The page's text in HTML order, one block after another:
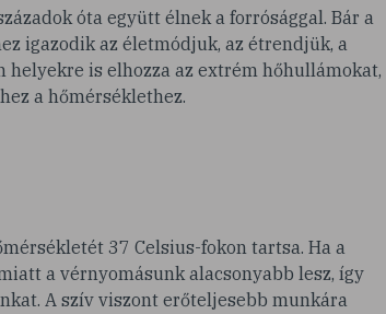
óta együtt élnek a forrósággal. Bár a
igazodik az életmódjuk, az étrendjük, a
is elhozza az extrém hőhullámokat,
a hőmérséklethez.
37 Celsius-fokon tartsa. Ha a
a vérnyomásunk alacsonyabb lesz, így
A szív viszont erőteljesebb munkára